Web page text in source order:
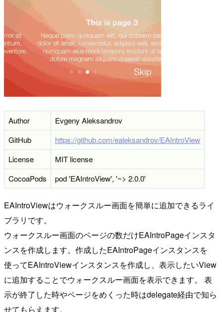
Author
Evgeny Aleksandrov
GitHub
https://github.com/ealeksandrov/EAIntroView
License
MIT license
CocoaPods
pod 'EAIntroView', '~> 2.0.0'
EAIntroViewはウォークスルー画面を簡単に追加できるライ
ブラリです。
ウォークスルー画面のページの数だけEAIntroPageインスタ
ンスを作成します。作成したEAIntroPageインスタンスを
使ってEAIntroViewインスタンスを作成し、表示したいView
に追加することでウォークスルー画面を表示できます。 表
示が終了した時やページをめくった時はdelegate経由で知ら
せてもらえます。